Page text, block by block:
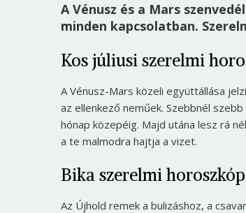
A Vénusz és a Mars
minden kapcsolatban.
Kos júliusi szerelmi
A Vénusz-Mars közeli együttállása
az ellenkező neműek. Szebbnél
hónap közepéig. Majd utána lesz rá
a te malmodra hajtja a vizet.
Bika szerelmi horoszkóp
Az Újhold remek a bulizáshoz, a